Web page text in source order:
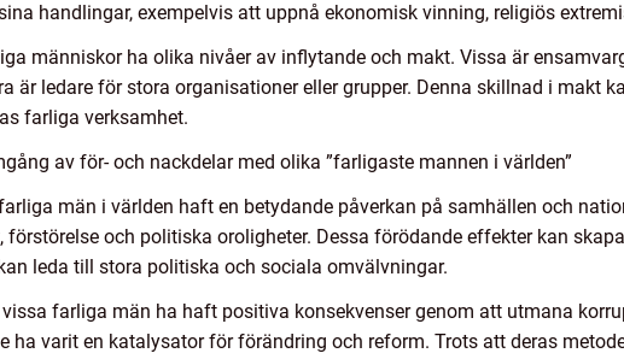
handlingar, exempelvis att uppnå ekonomisk vinning, religiös
människor ha olika nivåer av inflytande och makt. Vissa är
är ledare för stora organisationer eller grupper. Denna skillnad i makt
farliga verksamhet.
av för- och nackdelar med olika ”farligaste mannen i världen”
män i världen haft en betydande påverkan på samhällen och
förstörelse och politiska oroligheter. Dessa förödande effekter kan
leda till stora politiska och sociala omvälvningar.
farliga män ha haft positiva konsekvenser genom att utmana
ha varit en katalysator för förändring och reform. Trots att deras